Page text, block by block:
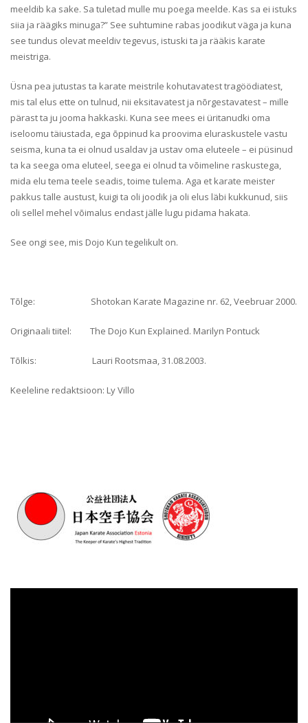
meeldib ka sake. Sa tuletad mulle mu poega meelde. Kas sa ei istuks
siia ja räägiks minuga?” See suhtumine rabas joodikut väga ja kuna
see tundus olevat meeldiv tegevus, istuski ta ja rääkis karate
meistriga.
Üsna pea jutustas ta karate meistrile kohutavatest tragöödiatest,
mis tal elus ette on tulnud, nii eksitavatest ja nõrgestavatest – mille
pärast ta ju jooma hakkaski. Kuna see mees ei üritanudki oma
iseloomu täiustada, ega õppinud ka proovima eluraskustele vastu
seisma, kuna ta ei olnud usaldav ja ustav oma eluteele – ei püsinud
ta ka seega oma eluteel, seega ei olnud ta võimeline raskustega,
mida elu tema teele seadis, toime tulema. Aga et karate meister
pakkus talle austust, kuigi ta oli joodik ja oli elus läbi kukkunud, siis
oli sellel mehel võimalus endast jälle lugu pidama hakata.
See ongi see, mis Dojo Kun tegelikult on.
Tõlge: Shotokan Karate Magazine nr. 62, Veebruar 2000.
Originaali tiitel: The Dojo Kun Explained. Marilyn Pontuck
Tõlkis: Lauri Rootsmaa, 31.08.2003.
Keeleline redaktsioon: Ly Villo